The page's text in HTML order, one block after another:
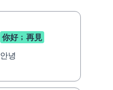
你好﹔再見
안녕